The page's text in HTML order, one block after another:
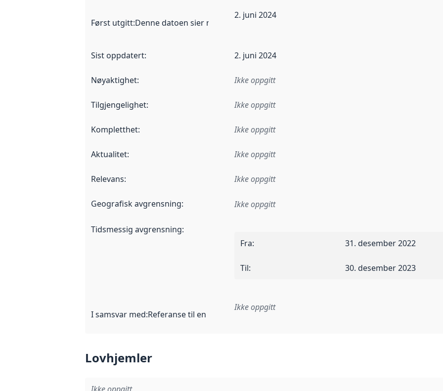
Først utgitt:Denne datoen sier når dataene i dette datasettet første gang ble utgitt. Det kan
2. juni 2024
Sist oppdatert: 2. juni 2024
Nøyaktighet: Ikke oppgitt
Tilgjengelighet: Ikke oppgitt
Kompletthet: Ikke oppgitt
Aktualitet: Ikke oppgitt
Relevans: Ikke oppgitt
Geografisk avgrensning: Ikke oppgitt
Tidsmessig avgrensning:
Fra: 31. desember 2022
Til: 30. desember 2023
I samsvar med:Referanse til en implementasjonsregel eller annen spesifikasjon, som ligger
Ikke oppgitt
Lovhjemler